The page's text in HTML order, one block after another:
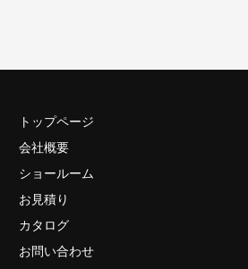
トップページ
会社概要
ショールーム
お見積り
カタログ
お問い合わせ